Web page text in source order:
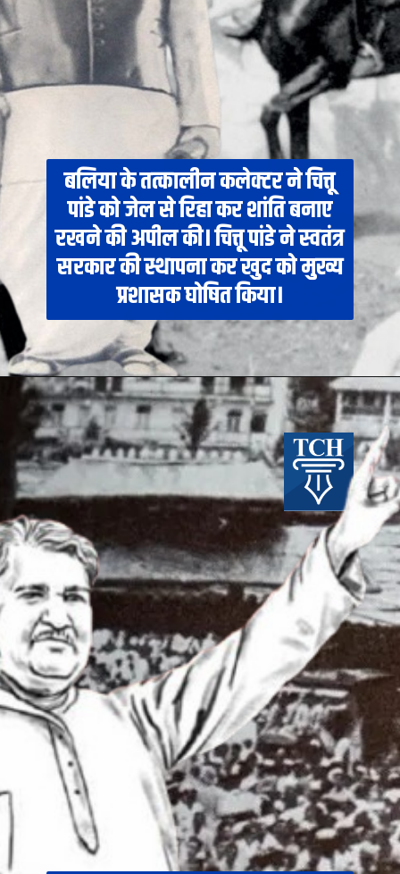
बलिया के तत्कालीन कलेक्टर ने चित्तू
पांडे को जेल से रिहा कर शांति बनाए
रखने की अपील की। चित्तू पांडे ने स्वतंत्र
सरकार की स्थापना कर खुद को मुख्य
प्रशासक घोषित किया।